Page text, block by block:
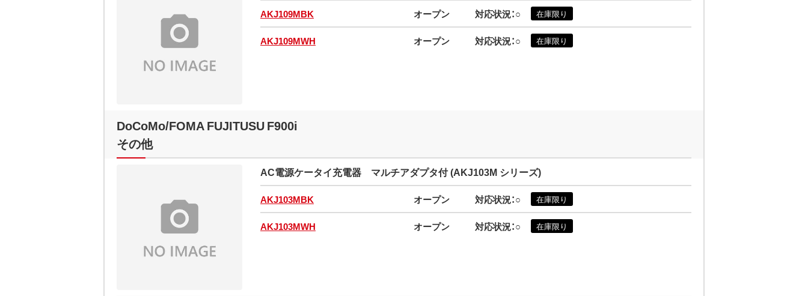
AKJ109MBK オープン 対応状況：○ 在庫限り
AKJ109MWH オープン 対応状況：○ 在庫限り
DoCoMo/FOMA FUJITUSU F900i
その他
AC電源ケータイ充電器 マルチアダプタ付 (AKJ103M シリーズ)
AKJ103MBK オープン 対応状況：○ 在庫限り
AKJ103MWH オープン 対応状況：○ 在庫限り